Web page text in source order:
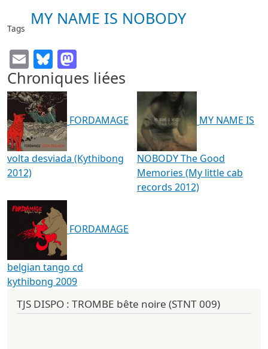
Tags
MY NAME IS NOBODY
EmailBluesky
Chroniques liées
FORDAMAGE
volta desviada (Kythibong
2012)
MY NAME IS
NOBODY The Good
Memories (My little cab
records 2012)
FORDAMAGE
belgian tango cd
kythibong 2009
TJS DISPO : TROMBE bête noire (STNT 009)